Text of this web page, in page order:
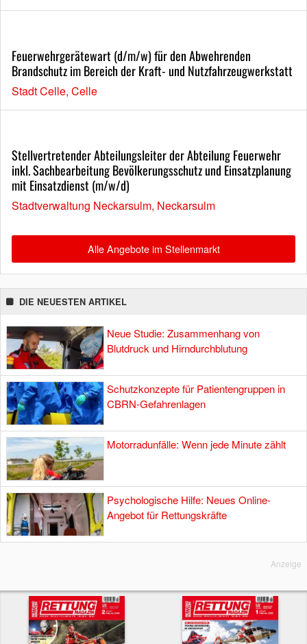
Feuerwehrgerätewart (d/m/w) für den Abwehrenden
Brandschutz im Bereich der Kraft- und Nutzfahrzeugwerkstatt
Stadt Celle, Celle
Stellvertretender Abteilungsleiter der Abteilung Feuerwehr
inkl. Sachbearbeitung Bevölkerungsschutz und Einsatzplanung
mit Einsatzdienst (m/w/d)
Stadtverwaltung Neckarsulm, Neckarsulm
Alle Angebote im Stellenmarkt
DIE NEUESTEN ARTIKEL
Neue Studie: Zusammenhang von
Blutdruck und Hirndurchblutung
Schutzkonzepte für Patientengruppen in
CBRN-Gefahrenlagen
Motorradunfälle: Wenn jede Minute zählt
Psychologische Hilfe: Neues Online-
Angebot für Rettungskräfte
Anzeige